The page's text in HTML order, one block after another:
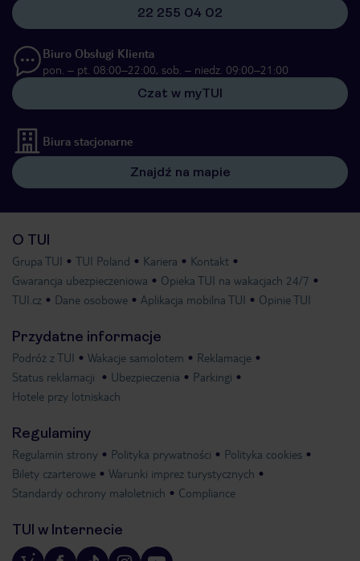
22 255 04 02
Biuro Obsługi Klienta
pon. – pt. 08:00–22:00, sob. – niedz. 09:00–21:00
Czat w myTUI
Biura stacjonarne
Znajdź na mapie
O TUI
Grupa TUI TUI Poland Kariera
Kontakt
Gwarancja ubezpieczeniowa
Opieka TUI na wakacjach 24/7
TUI.cz
Dane osobowe Aplikacja mobilna TUI Opinie TUI
Przydatne informacje
Podróż z TUI Wakacje samolotem
Reklamacje
Status reklamacji
Ubezpieczenia
Parkingi
Hotele przy lotniskach
Regulaminy
Regulamin strony Polityka prywatności
Polityka cookies
Bilety czarterowe
Warunki imprez turystycznych
Standardy ochrony małoletnich
Compliance
TUI w Internecie